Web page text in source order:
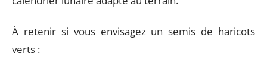
À retenir si vous envisagez un semis de haricots
verts :